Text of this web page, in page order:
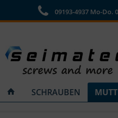
09193-4937 Mo-Do.
SCHRAUBEN